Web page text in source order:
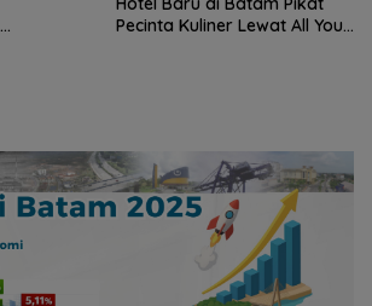
Pecinta Kuliner Lewat All You